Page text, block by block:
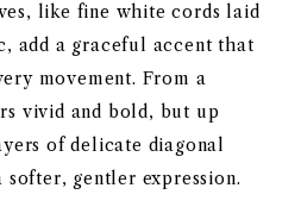
like fine white cords laid
add a graceful accent that
movement. From a
vivid and bold, but up
of delicate diagonal
gentler expression.